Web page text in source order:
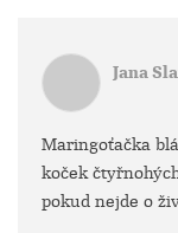
Jana
Maringoťačka
koček
pokud nejde o